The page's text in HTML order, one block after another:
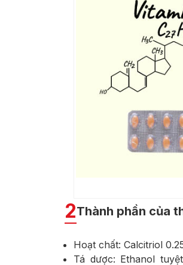
2Thành phần của
Hoạt chất: Calcitriol
Tá dược: Ethanol